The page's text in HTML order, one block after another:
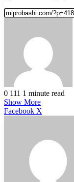
0 111 1 minute read
Show More
Facebook X